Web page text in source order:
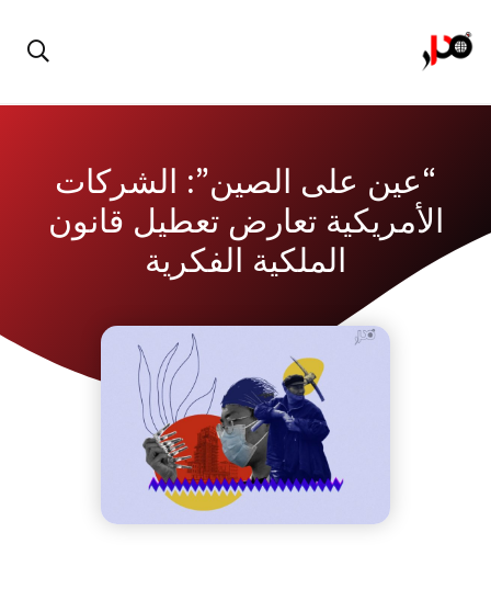
“عين على الصين”: الشركات
الأمريكية تعارض تعطيل قانون
الملكية الفكرية